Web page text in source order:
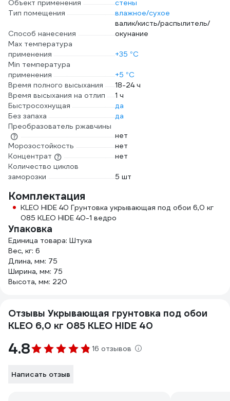
Объект применения
стены
Тип помещения
влажное/сухое
Способ нанесения
валик/кисть/распылитель/
окунание
Max температура
применения
+35 °С
Min температура
применения
+5 °С
Время полного высыхания
18-24 ч
Время высыхания на отлип
1 ч
Быстросохнущая
да
Без запаха
да
Преобразователь ржавчины
нет
Морозостойкость
нет
Концентрат
нет
Количество циклов
заморозки
5 шт
Комплектация
KLEO HIDE 40 Грунтовка укрывающая под обои 6,0 кг
085 KLEO HIDE 40-1 ведро
Упаковка
Единица товара: Штука
Вес, кг: 6
Длина, мм: 75
Ширина, мм: 75
Высота, мм: 220
Отзывы Укрывающая грунтовка под обои
KLEO 6,0 кг 085 KLEO HIDE 40
4.8 16 отзывов
Написать отзыв